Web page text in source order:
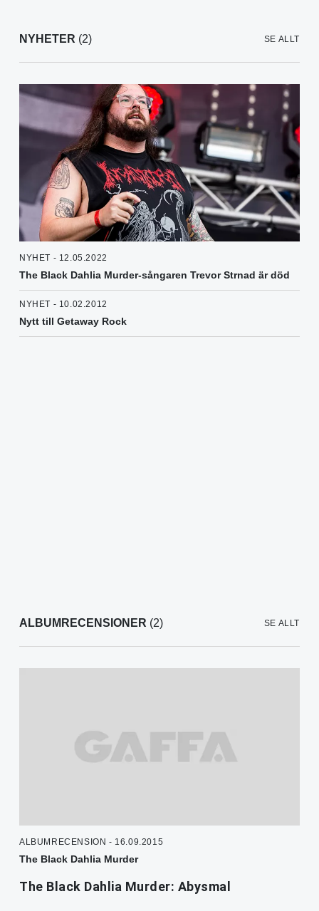
NYHETER (2) SE ALLT
NYHET - 12.05.2022
The Black Dahlia Murder-sångaren Trevor Strnad är död
NYHET - 10.02.2012
Nytt till Getaway Rock
ALBUMRECENSIONER (2) SE ALLT
ALBUMRECENSION - 16.09.2015
The Black Dahlia Murder
The Black Dahlia Murder: Abysmal